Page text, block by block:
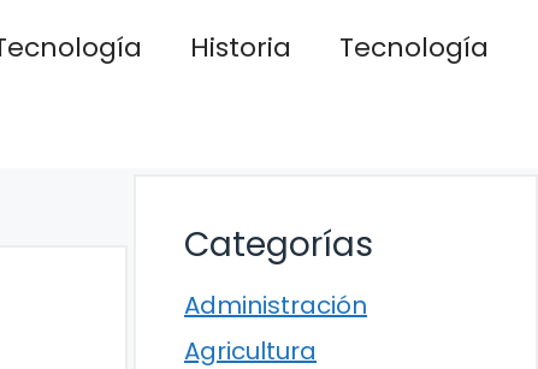
Historia
Tecnología
Categorías
Administración
Agricultura